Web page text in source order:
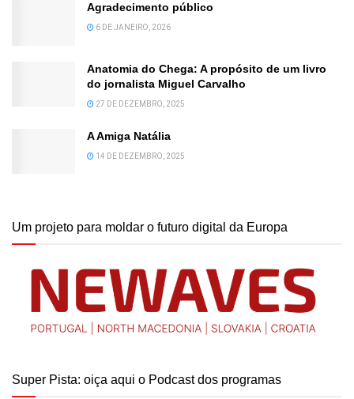
Agradecimento público
6 DE JANEIRO, 2026
Anatomia do Chega: A propósito de um livro
do jornalista Miguel Carvalho
27 DE DEZEMBRO, 2025
A Amiga Natália
14 DE DEZEMBRO, 2025
Um projeto para moldar o futuro digital da Europa
Super Pista: oiça aqui o Podcast dos programas